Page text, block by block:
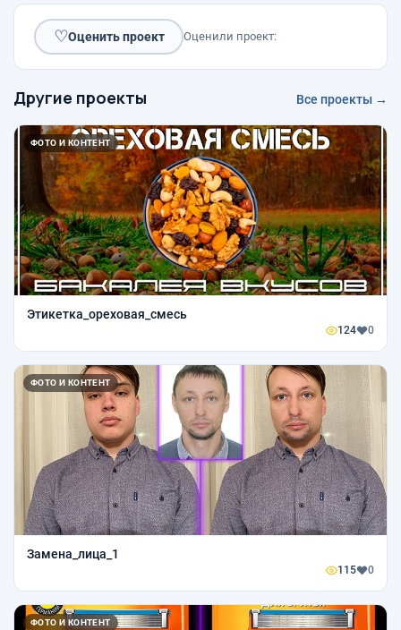
♡Оценить проект Оценили проект:
Другие проекты Все проекты →
ФОТО И КОНТЕНТ
Этикетка_ореховая_смесь
124 0
ФОТО И КОНТЕНТ
Замена_лица_1
115 0
ФОТО И КОНТЕНТ